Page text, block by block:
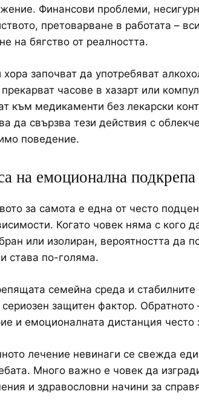
Финансови проблеми,
претоварване в работата –
на бягство от реалността.
започват да употребяват
часове в хазарт или
към медикаменти без лекарски
да свързва тези действия с
поведение.
на емоционална подкрепа
за самота е една от често
Когато човек няма с кого
или изолиран, вероятността да
става по-голяма.
семейна среда и
защитен фактор. Обратното
и емоционалната дистанция
лечение невинаги се свежда
Много важно е човек да
и здравословни начини за